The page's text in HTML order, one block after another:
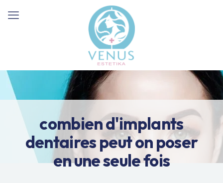
combien d'implants
dentaires peut on poser
en une seule fois